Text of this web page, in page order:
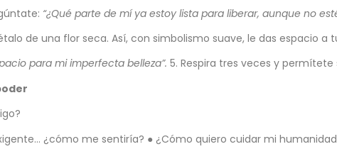
“¿Qué parte de mí ya estoy lista para liberar, aunque no
de una flor seca. Así, con simbolismo suave, le das espacio a
para mi imperfecta belleza”. 5. Respira tres veces y permítete
¿cómo me sentiría? ● ¿Cómo quiero cuidar mi